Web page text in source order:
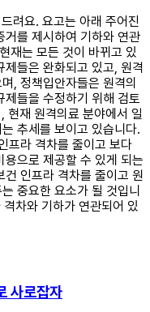
려요. 요고는 아래 주어진
를 제시하여 기하와 연관
재는 모든 것이 바뀌고 있
들은 완화되고 있고, 원격
, 정책입안자들은 원격의
들을 수정하기 위해 검토
현재 원격의료 분야에서 일
추세를 보이고 있습니다.
프라 격차를 줄이고 보다
으로 제공할 수 있게 되는
인프라 격차를 줄이고 원
중요한 요소가 될 것입니
차와 기하가 연관되어 있
사로잡자